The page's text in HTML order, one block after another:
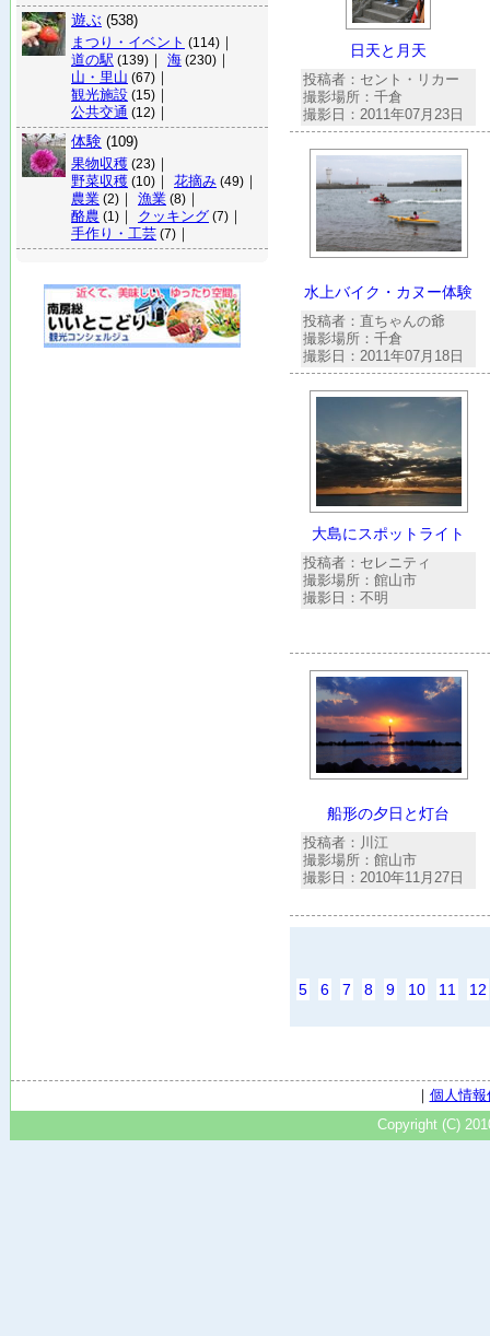
遊ぶ (538)
まつり・イベント (114) ｜
道の駅 (139) ｜ 海 (230) ｜
山・里山 (67) ｜
観光施設 (15) ｜
公共交通 (12) ｜
体験 (109)
果物収穫 (23) ｜
野菜収穫 (10) ｜ 花摘み (49) ｜
農業 (2) ｜ 漁業 (8) ｜
酪農 (1) ｜ クッキング (7) ｜
手作り・工芸 (7) ｜
日天と月天
投稿者：セント・リカー
撮影場所：千倉
撮影日：2011年07月23日
水上バイク・カヌー体験
投稿者：直ちゃんの爺
撮影場所：千倉
撮影日：2011年07月18日
大島にスポットライト
投稿者：セレニティ
撮影場所：館山市
撮影日：不明
船形の夕日と灯台
投稿者：川江
撮影場所：館山市
撮影日：2010年11月27日
5 6 7 8 9 10 11 12
｜ 個人情
Copyright (C)